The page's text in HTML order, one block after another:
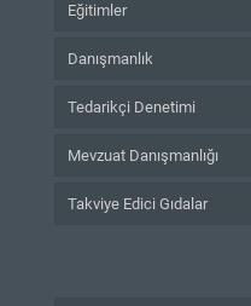
Eğitimler
Danışmanlık
Tedarikçi Denetimi
Mevzuat Danışmanlığı
Takviye Edici Gıdalar